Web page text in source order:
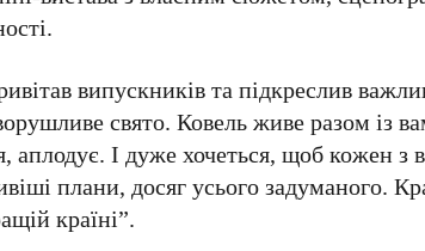
випускників та підкреслив
свято. Ковель живе разом із
аплодує. І дуже хочеться, щоб кожен з
плани, досяг усього задуманого.
країні”.